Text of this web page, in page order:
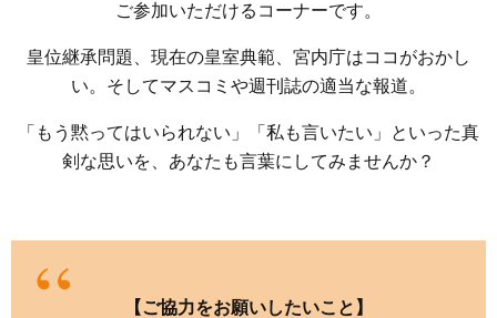
ご参加いただけるコーナーです。
皇位継承問題、現在の皇室典範、宮内庁はココがおかし
い。そしてマスコミや週刊誌の適当な報道。
「もう黙ってはいられない」「私も言いたい」といった真
剣な思いを、あなたも言葉にしてみませんか？
【ご協力をお願いしたいこと】